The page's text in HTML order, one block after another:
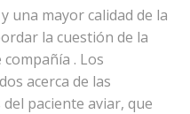
una mayor calidad de la
la cuestión de la
. Los
acerca de las
paciente aviar, que